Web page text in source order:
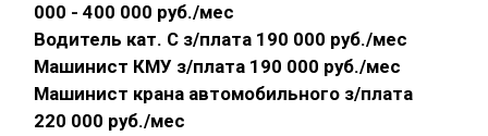
000 - 400 000 руб./мес
Водитель кат. С з/плата 190 000 руб./мес
Машинист КМУ з/плата 190 000 руб./мес
Машинист крана автомобильного з/плата
220 000 руб./мес